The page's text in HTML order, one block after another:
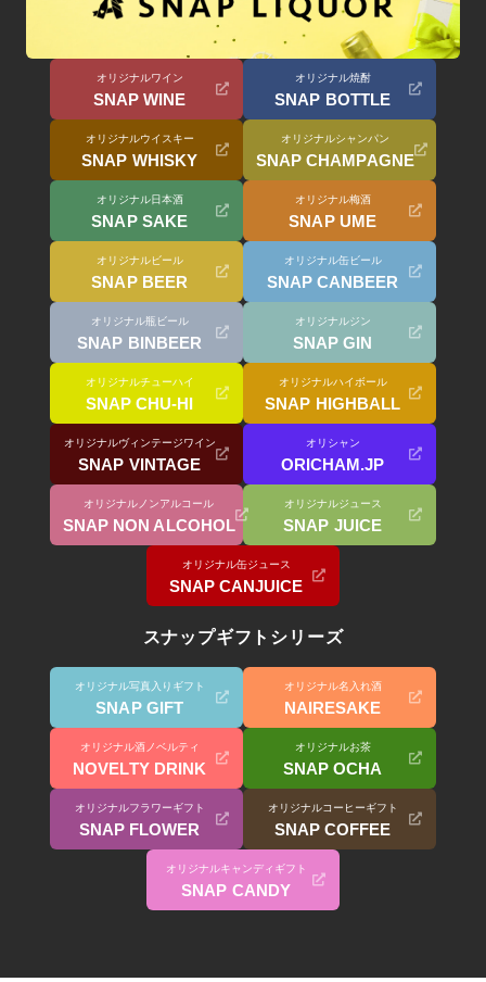
オリジナルワイン
SNAP WINE
オリジナル焼酎
SNAP BOTTLE
オリジナルウイスキー
SNAP WHISKY
オリジナルシャンパン
SNAP CHAMPAGNE
オリジナル日本酒
SNAP SAKE
オリジナル梅酒
SNAP UME
オリジナルビール
SNAP BEER
オリジナル缶ビール
SNAP CANBEER
オリジナル瓶ビール
SNAP BINBEER
オリジナルジン
SNAP GIN
オリジナルチューハイ
SNAP CHU-HI
オリジナルハイボール
SNAP HIGHBALL
オリジナルヴィンテージワイン
SNAP VINTAGE
オリシャン
ORICHAM.JP
オリジナルノンアルコール
SNAP NON ALCOHOL
オリジナルジュース
SNAP JUICE
オリジナル缶ジュース
SNAP CANJUICE
スナップギフトシリーズ
オリジナル写真入りギフト
SNAP GIFT
オリジナル名入れ酒
NAIRESAKE
オリジナル酒ノベルティ
NOVELTY DRINK
オリジナルお茶
SNAP OCHA
オリジナルフラワーギフト
SNAP FLOWER
オリジナルコーヒーギフト
SNAP COFFEE
オリジナルキャンディギフト
SNAP CANDY